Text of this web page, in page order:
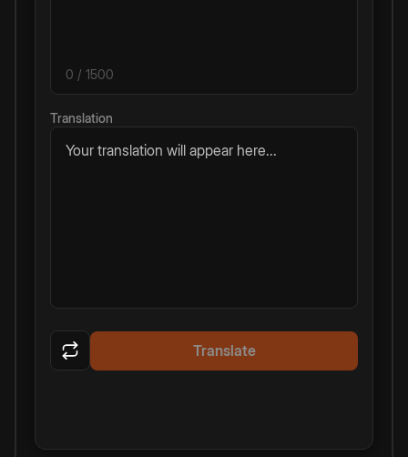
0 / 1500
Translation
Your translation will appear here...
Translate